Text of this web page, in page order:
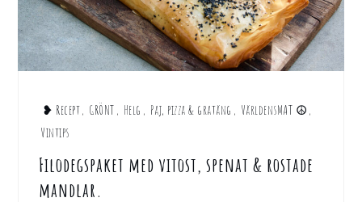
❥ Recept, GRÖNT , Helg , Paj, pizza & gratäng , VärldensMAT ☮︎ ,
Vintips
Filodegspaket med vitost, spenat & rostade
mandlar.